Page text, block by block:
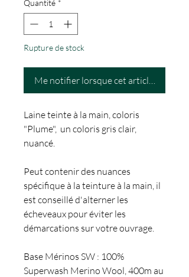
Quantité *
Rupture de stock
Me notifier lorsque cet article est
Laine teinte à la main, coloris
"Plume", un coloris gris clair,
nuancé.
Peut contenir des nuances
spécifique à la teinture à la main, il
est conseillé d'alterner les
écheveaux pour éviter les
démarcations sur votre ouvrage.
Base Mérinos SW : 100%
Superwash Merino Wool, 400m au